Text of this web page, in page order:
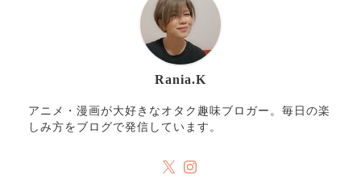
Rania.K
アニメ・漫画が大好きなオタク趣味ブロガー。毎日の楽
しみ方をブログで発信しています。